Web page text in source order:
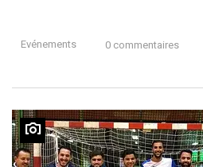
Evénements 0 commentaires